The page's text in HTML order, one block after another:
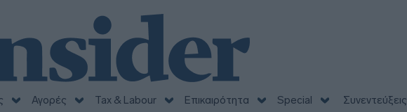
Αγορές Tax & Labour Επικαιρότητα Special
Συνεντεύξεις